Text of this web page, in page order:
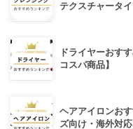
テクスチャータ
ドライヤーおす
コスパ商品】
ヘアアイロンお
ズ向け・海外対